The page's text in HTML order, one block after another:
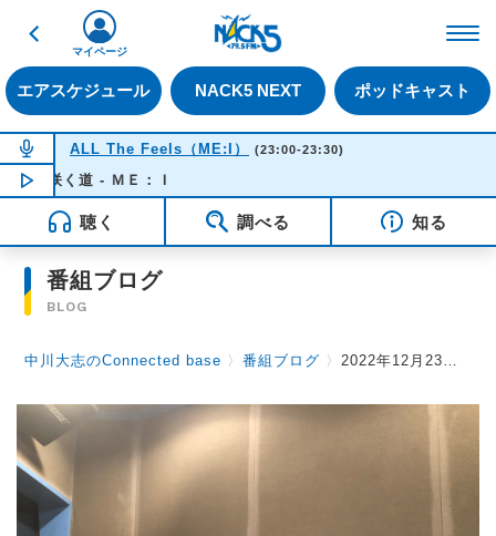
戻る
エアスケジュール NACK5 NEXT ポッドキャスト
マイページ
NOW ON AIR
ALL The Feels（ME:I） (23:00-23:30)
NOW PLAYING
花咲く道 - ＭＥ：Ｉ
聴く 調べる 知る
番組ブログ
BLOG
中川大志のConnected base 〉番組ブログ 〉2022年12月23日 Vol.91